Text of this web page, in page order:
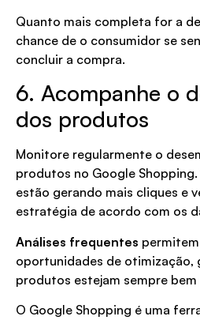
Quanto mais completa for a
chance de o consumidor se
concluir a compra.
6. Acompanhe o
dos produtos
Monitore regularmente o
produtos no Google
estão gerando mais cliques e
estratégia de acordo com os
Análises frequentes
oportunidades de otimização,
produtos estejam sempre
O Google Shopping é uma